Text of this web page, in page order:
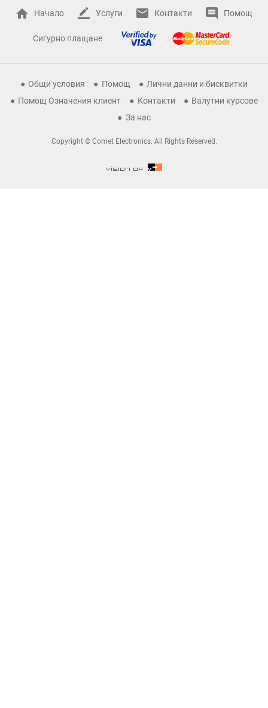
Начало Услуги Контакти Помощ
Сигурно плащане
Общи условия Помощ
Лични данни и бисквитки
Помощ Означения клиент
Контакти
Валутни курсове
За нас
Copyright © Comet Electronics. All Rights Reserved.